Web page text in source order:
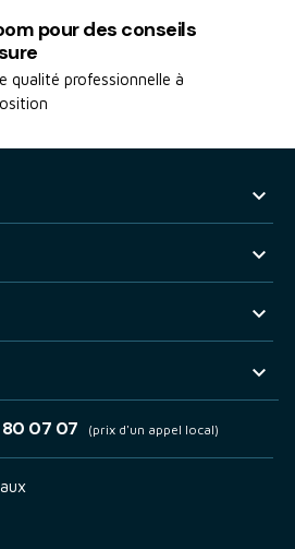
réduisant vos coûts
efficace et économique
de la restauration et de
pour des conseils
qualité professionnelle à




07 07 (prix d'un appel local)